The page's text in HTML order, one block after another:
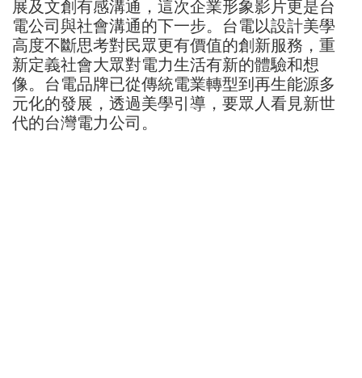
展及文創有感溝通，這次企業形象影片更是台
電公司與社會溝通的下一步。台電以設計美學
高度不斷思考對民眾更有價值的創新服務，重
新定義社會大眾對電力生活有新的體驗和想
像。台電品牌已從傳統電業轉型到再生能源多
元化的發展，透過美學引導，要眾人看見新世
代的台灣電力公司。